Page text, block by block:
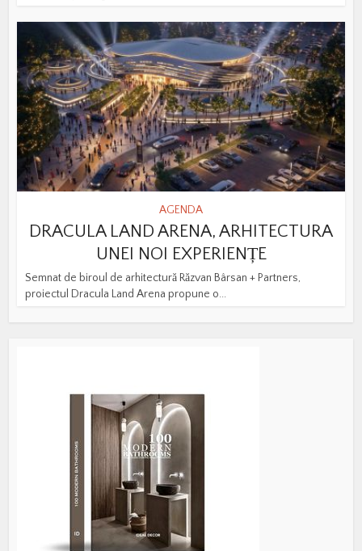
AGENDA
DRACULA LAND ARENA, ARHITECTURA
UNEI NOI EXPERIENȚE
Semnat de biroul de arhitectură Răzvan Bârsan + Partners,
proiectul Dracula Land Arena propune o...